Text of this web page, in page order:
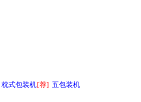
枕式包装机 [荐] 五包装机